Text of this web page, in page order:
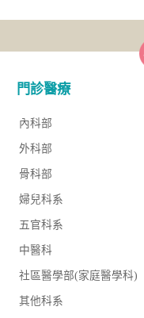
門診醫療
內科部
外科部
骨科部
婦兒科系
五官科系
中醫科
社區醫學部(家庭醫學科)
其他科系